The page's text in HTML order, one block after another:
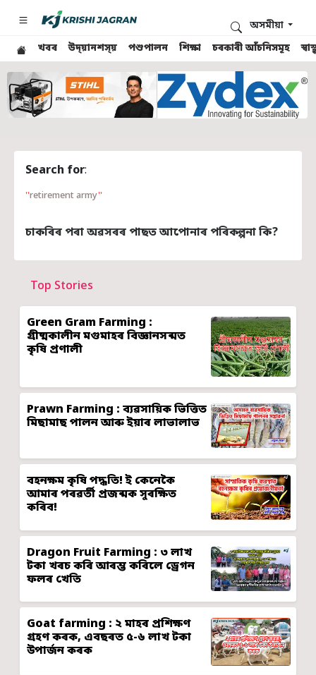
খবৰ উদ্য়ানশস্য় পশুপালন শিক্ষা চৰকাৰী আঁচনিসমূহ
অসমীয়া
Search for:
retirement army
চাকৰিৰ পৰা অৱসৰৰ পাছত আপোনাৰ পৰিকল্পনা কি?
Top Stories
Green Gram Farming :
গ্ৰীষ্মকালীন মগুমাহৰ বিজ্ঞানসন্মত
কৃষি প্ৰণালী
Prawn Farming : ব্যৱসায়িক ভিত্তিত
মিছামাছ পালন আৰু ইয়াৰ লাভালাভ
বহনক্ষম কৃষি পদ্ধতি! ই কেনেকৈ
আমাৰ পৰৱৰ্তী প্ৰজন্মক সুৰক্ষিত
কৰিব!
Dragon Fruit Farming : ৩ লাখ
টকা খৰচ কৰি আৰম্ভ কৰিলে ড্ৰেগন
ফলৰ খেতি
Goat farming : ২ মাহৰ প্ৰশিক্ষণ
গ্ৰহণ কৰক, এবছৰত ৫-৬ লাখ টকা
উপাৰ্জন কৰক